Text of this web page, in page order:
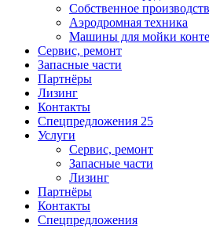
Собственное
Аэродромная техника
Машины для мойки
Сервис, ремонт
Запасные части
Партнёры
Лизинг
Контакты
Спецпредложения 25
Услуги
Сервис, ремонт
Запасные части
Лизинг
Партнёры
Контакты
Спецпредложения